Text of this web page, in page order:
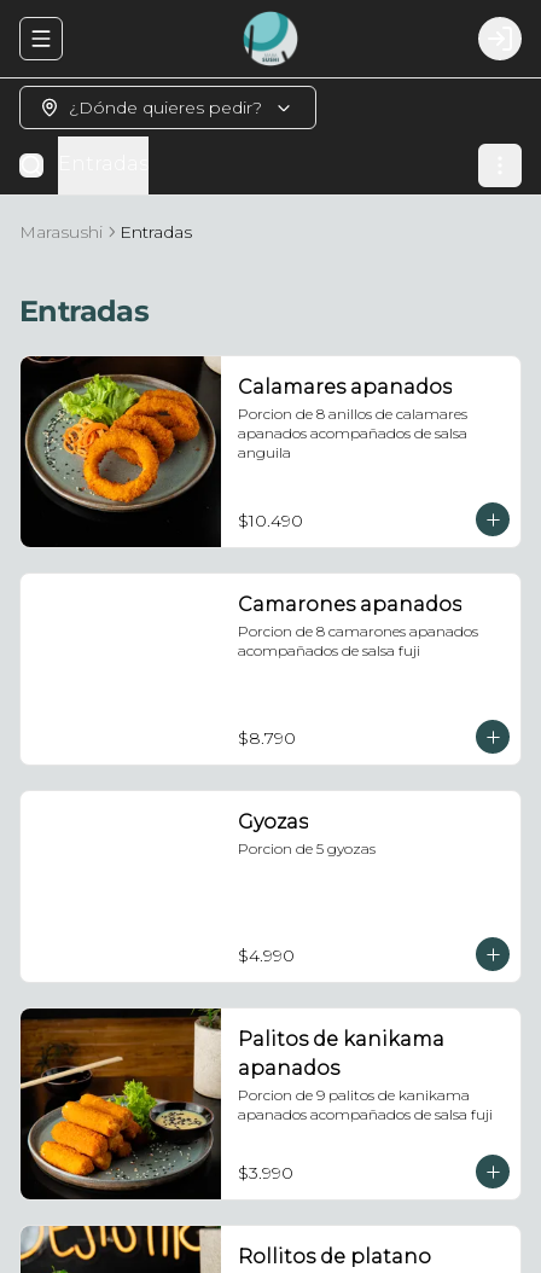
Abrir menu de navegación
¿Dónde quieres pedir?
Marasushi Entradas
Entradas
Calamares apanados
Porcion de 8 anillos de calamares
apanados acompañados de salsa
anguila
$10.490
Camarones apanados
Porcion de 8 camarones apanados
acompañados de salsa fuji
$8.790
Gyozas
Porcion de 5 gyozas
$4.990
Palitos de kanikama
apanados
Porcion de 9 palitos de kanikama
apanados acompañados de salsa fuji
$3.990
Rollitos de platano